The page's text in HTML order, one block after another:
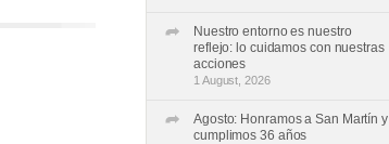
Nuestro entorno es nuestro
reflejo: lo cuidamos con nuestras
acciones
1 August, 2026
Agosto: Honramos a San Martín y
cumplimos 36 años